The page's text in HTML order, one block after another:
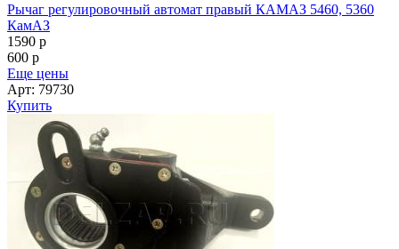
Рычаг регулировочный автомат правый КАМАЗ 5460, 5360
КамАЗ
1590 p
600 p
Еще цены
Арт: 79730
Купить